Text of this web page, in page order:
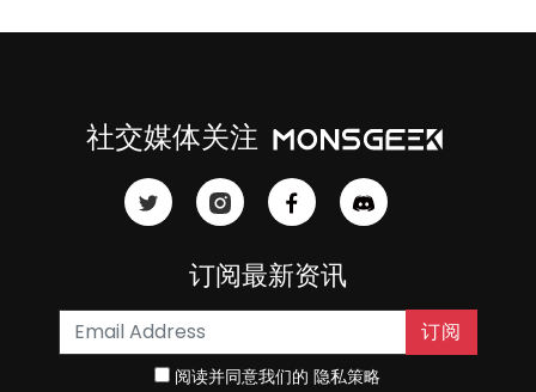
社交媒体关注
订阅最新资讯
订阅
阅读并同意我们的隐私策略